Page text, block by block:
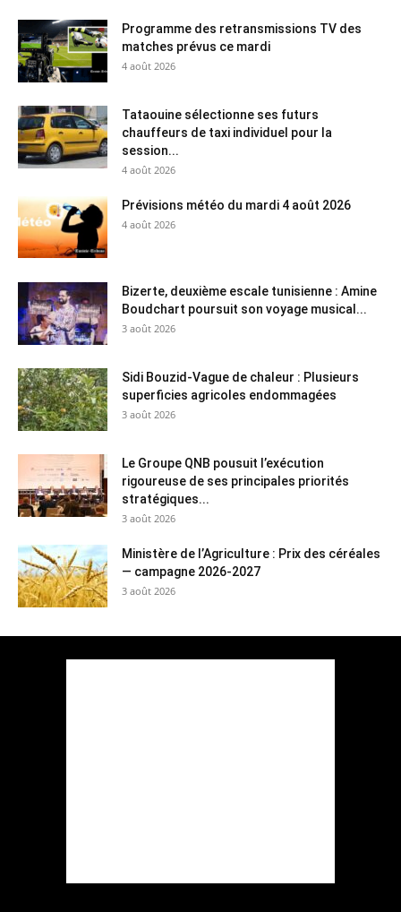
Programme des retransmissions TV des
matches prévus ce mardi
4 août 2026
Tataouine sélectionne ses futurs
chauffeurs de taxi individuel pour la
session...
4 août 2026
Prévisions météo du mardi 4 août 2026
4 août 2026
Bizerte, deuxième escale tunisienne : Amine
Boudchart poursuit son voyage musical...
3 août 2026
Sidi Bouzid-Vague de chaleur : Plusieurs
superficies agricoles endommagées
3 août 2026
Le Groupe QNB pousuit l’exécution
rigoureuse de ses principales priorités
stratégiques...
3 août 2026
Ministère de l’Agriculture : Prix des céréales
— campagne 2026-2027
3 août 2026